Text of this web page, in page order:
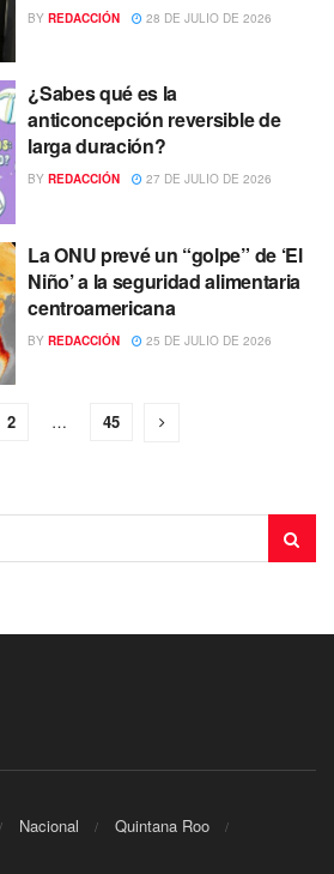
BY REDACCIÓN 28 DE JULIO DE 2026
​¿Sabes qué es la
anticoncepción reversible de
larga duración?
BY REDACCIÓN 27 DE JULIO DE 2026
La ONU prevé un “golpe” de ‘El
Niño’ a la seguridad alimentaria
centroamericana
BY REDACCIÓN 25 DE JULIO DE 2026
2 … 45
Nacional
Quintana Roo